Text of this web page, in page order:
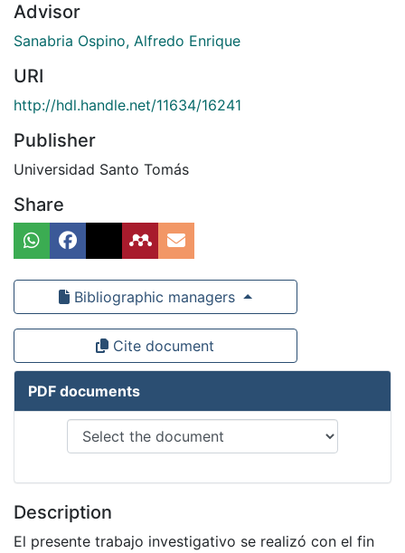
Advisor
Sanabria Ospino, Alfredo Enrique
URI
http://hdl.handle.net/11634/16241
Publisher
Universidad Santo Tomás
Share
Bibliographic managers
Cite document
PDF documents
Description
El presente trabajo investigativo se realizó con el fin